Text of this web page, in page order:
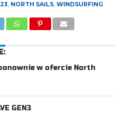
, NORTH SAILS, WINDSURFING
w ofercie North
GEN3